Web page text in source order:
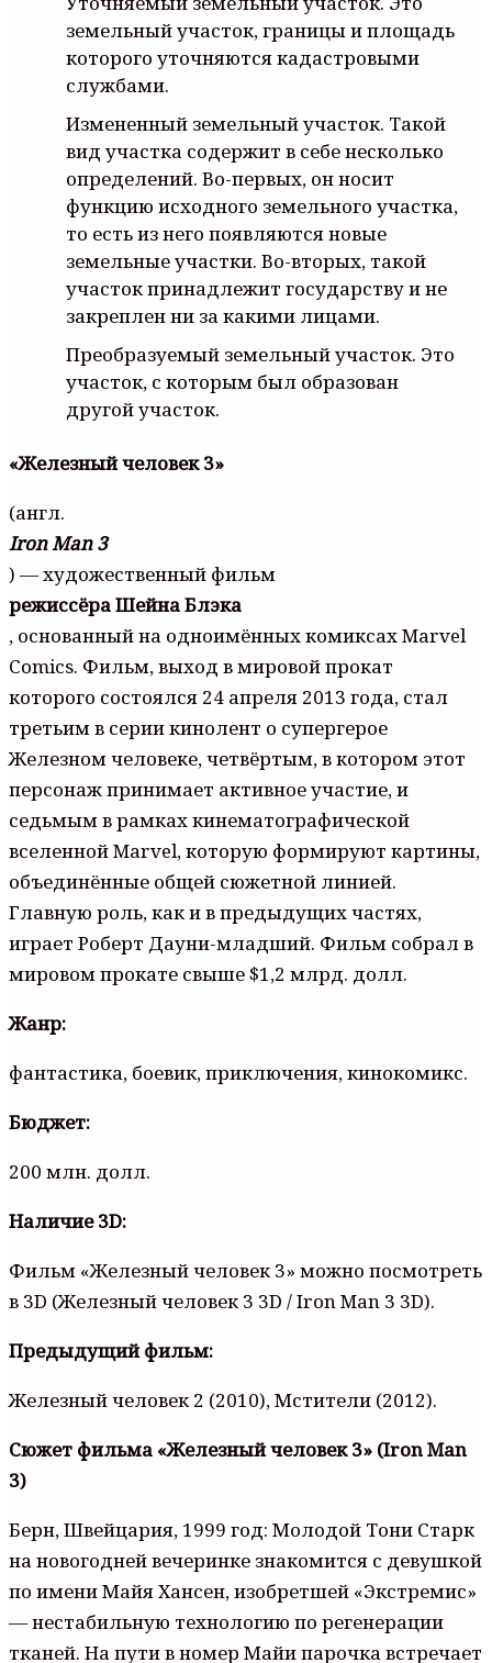
земельный участок, границы и площадь
которого уточняются кадастровыми
службами.
Измененный земельный участок. Такой
вид участка содержит в себе несколько
определений. Во-первых, он носит
функцию исходного земельного участка,
то есть из него появляются новые
земельные участки. Во-вторых, такой
участок принадлежит государству и не
закреплен ни за какими лицами.
Преобразуемый земельный участок. Это
участок, с которым был образован
другой участок.
«Железный человек 3»
(англ.
Iron Man 3
) — художественный фильм
режиссёра Шейна Блэка
, основанный на одноимённых комиксах Marvel
Comics. Фильм, выход в мировой прокат
которого состоялся 24 апреля 2013 года, стал
третьим в серии кинолент о супергерое
Железном человеке, четвёртым, в котором этот
персонаж принимает активное участие, и
седьмым в рамках кинематографической
вселенной Marvel, которую формируют картины,
объединённые общей сюжетной линией.
Главную роль, как и в предыдущих частях,
играет Роберт Дауни-младший. Фильм собрал в
мировом прокате свыше $1,2 млрд. долл.
Жанр:
фантастика, боевик, приключения, кинокомикс.
Бюджет:
200 млн. долл.
Наличие 3D:
Фильм «Железный человек 3» можно посмотреть
в 3D (Железный человек 3 3D / Iron Man 3 3D).
Предыдущий фильм:
Железный человек 2 (2010), Мстители (2012).
Сюжет фильма «Железный человек 3» (Iron Man
3)
Берн, Швейцария, 1999 год: Молодой Тони Старк
на новогодней вечеринке знакомится с девушкой
по имени Майя Хансен, изобретшей «Экстремис»
— нестабильную технологию по регенерации
тканей. На пути в номер Майи парочка встречает